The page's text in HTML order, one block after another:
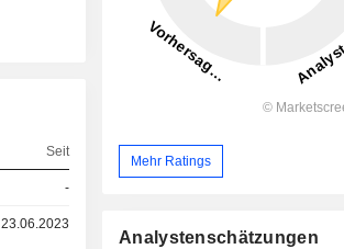
Seit
-
23.06.2023
Mehr Ratings
Analystenschätzungen